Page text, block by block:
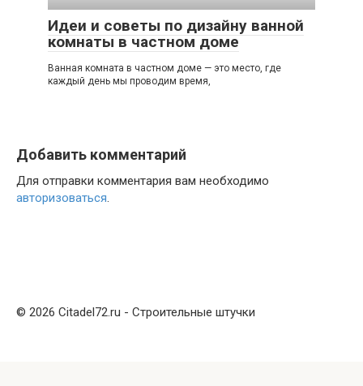
Идеи и советы по дизайну ванной
комнаты в частном доме
Ванная комната в частном доме — это место, где
каждый день мы проводим время,
Добавить комментарий
Для отправки комментария вам необходимо
авторизоваться.
© 2026 Citadel72.ru - Строительные штучки